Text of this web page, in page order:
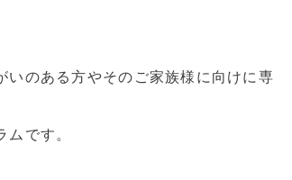
いのある方やそのご家族様に向けに専
です。